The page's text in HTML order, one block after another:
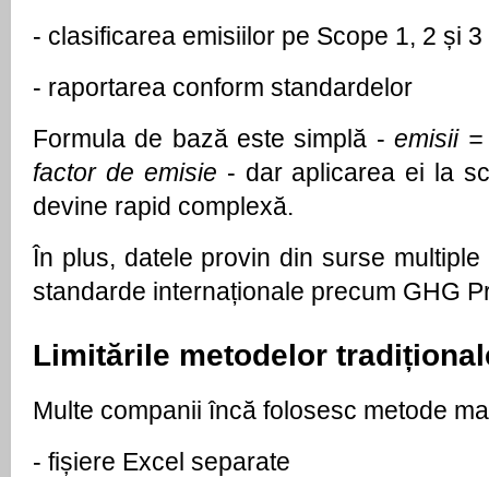
- clasificarea emisiilor pe Scope 1, 2 și 3
- raportarea conform standardelor
Formula de bază este simplă - emisii
factor de emisie - dar aplicarea ei la
devine rapid complexă.
În plus, datele provin din surse
standarde internaționale precum GHG
Limitările metodelor
Multe companii încă folosesc metode
- fișiere Excel separate